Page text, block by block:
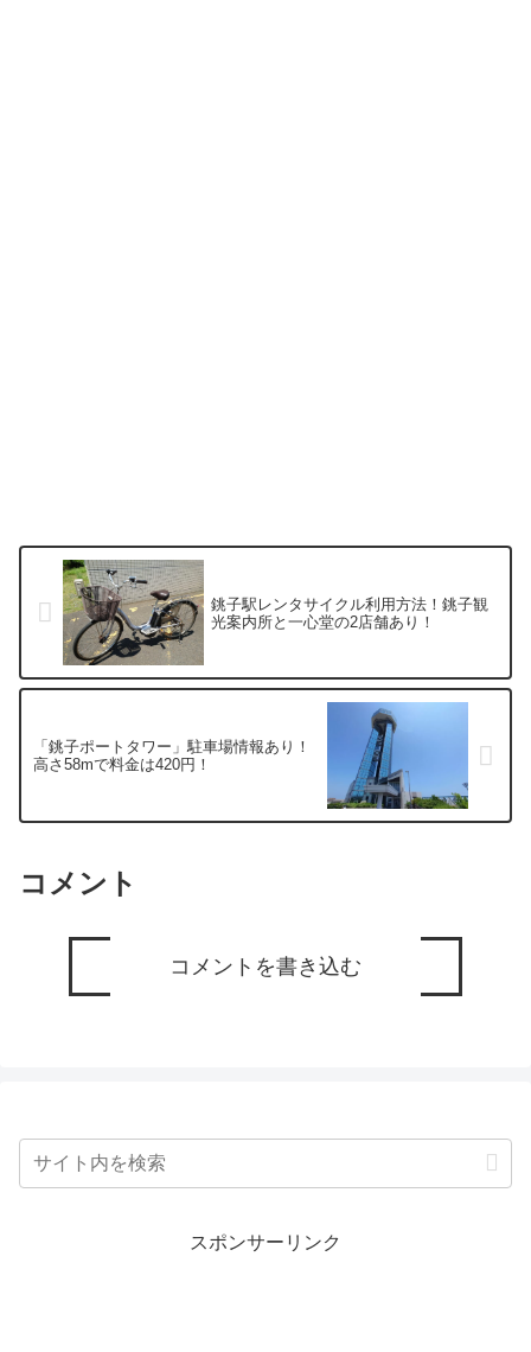
銚子駅レンタサイクル利用方法！銚子観
光案内所と一心堂の2店舗あり！
「銚子ポートタワー」駐車場情報あり！
高さ58mで料金は420円！
コメント
コメントを書き込む
スポンサーリンク